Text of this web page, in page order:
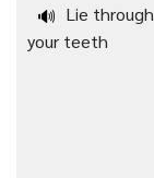
🔊 Lie through
your teeth